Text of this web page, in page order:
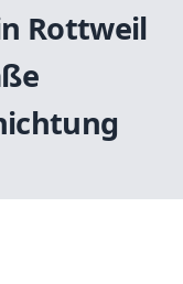
Rottweil